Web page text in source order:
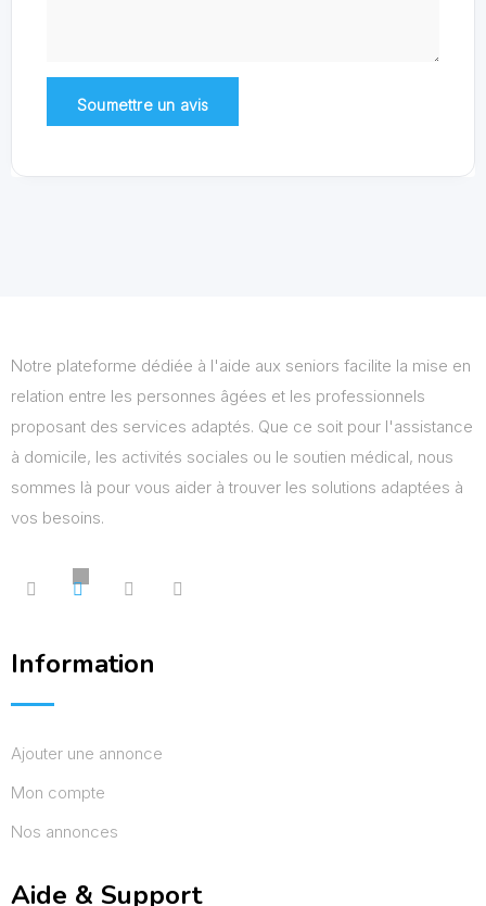
Notre plateforme dédiée à l'aide aux seniors facilite la mise en
relation entre les personnes âgées et les professionnels
proposant des services adaptés. Que ce soit pour l'assistance
à domicile, les activités sociales ou le soutien médical, nous
sommes là pour vous aider à trouver les solutions adaptées à
vos besoins.
Information
Ajouter une annonce
Mon compte
Nos annonces
Aide & Support